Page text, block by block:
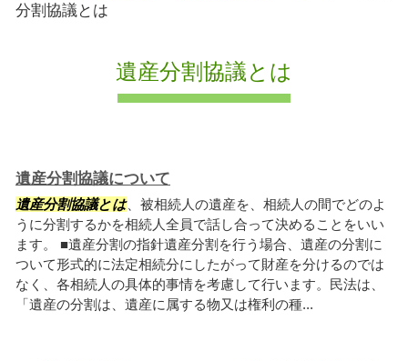
分割協議とは
遺産分割協議とは
遺産分割協議について
遺産分割協議とは、被相続人の遺産を、相続人の間でどのよ
うに分割するかを相続人全員で話し合って決めることをいい
ます。 ■遺産分割の指針遺産分割を行う場合、遺産の分割に
ついて形式的に法定相続分にしたがって財産を分けるのでは
なく、各相続人の具体的事情を考慮して行います。民法は、
「遺産の分割は、遺産に属する物又は権利の種...